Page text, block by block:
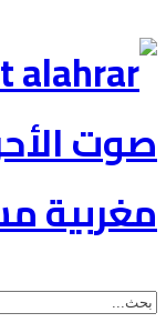
صوت
مغربية